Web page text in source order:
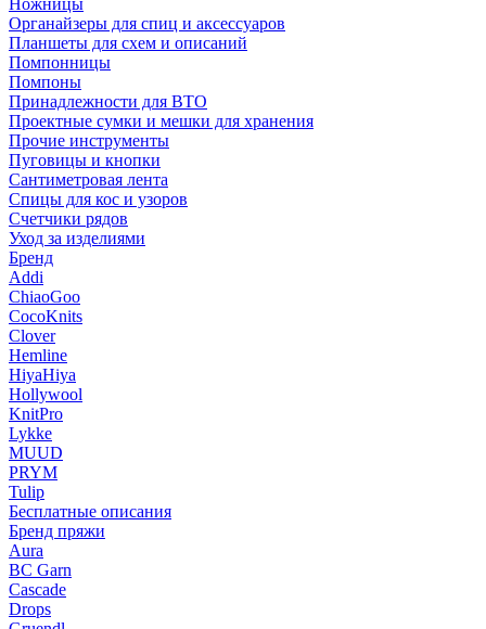
Ножницы
Органайзеры для спиц и аксессуаров
Планшеты для схем и описаний
Помпонницы
Помпоны
Принадлежности для ВТО
Проектные сумки и мешки для хранения
Прочие инструменты
Пуговицы и кнопки
Сантиметровая лента
Спицы для кос и узоров
Счетчики рядов
Уход за изделиями
Бренд
Addi
ChiaoGoo
CocoKnits
Clover
Hemline
HiyaHiya
Hollywool
KnitPro
Lykke
MUUD
PRYM
Tulip
Бесплатные описания
Бренд пряжи
Aura
BC Garn
Cascade
Drops